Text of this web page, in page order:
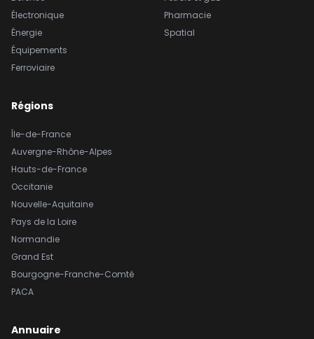
Électronique
Énergie
Équipements
Ferroviaire
Pharmacie
Spatial
Régions
Île-de-France
Auvergne-Rhône-Alpes
Hauts-de-France
Occitanie
Nouvelle-Aquitaine
Pays de la Loire
Normandie
Grand Est
Bourgogne-Franche-Comté
PACA
Annuaire